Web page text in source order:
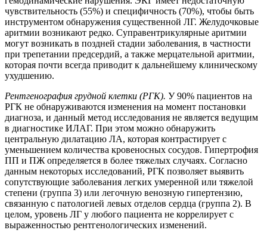
чувствительность (55%) и специфичность (70%), чтобы быть
инструментом обнаружения существенной ЛГ. Желудочковые
аритмии возникают редко. Суправентрикулярные аритмии
могут возникать в поздней стадии заболевания, в частности
при трепетании предсердий, а также мерцательной аритмии,
которая почти всегда приводит к дальнейшему клиническому
ухудшению.
Рентгенография грудной клетки (РГК). У 90% пациентов на
РГК не обнаруживаются изменения на момент постановки
диагноза, и данный метод исследования не является ведущим
в диагностике ИЛАГ. При этом можно обнаружить
центральную дилатацию ЛА, которая контрастирует с
уменьшением количества кровеносных сосудов. Гипертрофия
ПП и ПЖ определяется в более тяжелых случаях. Согласно
данным некоторых исследований, РГК позволяет выявить
сопутствующие заболевания легких умеренной или тяжелой
степени (группа 3) или легочную венозную гипертензию,
связанную с патологией левых отделов сердца (группа 2). В
целом, уровень ЛГ у любого пациента не коррелирует с
выраженностью рентгенологических изменений.